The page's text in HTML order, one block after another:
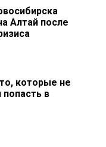
Алтай после
которые не
в